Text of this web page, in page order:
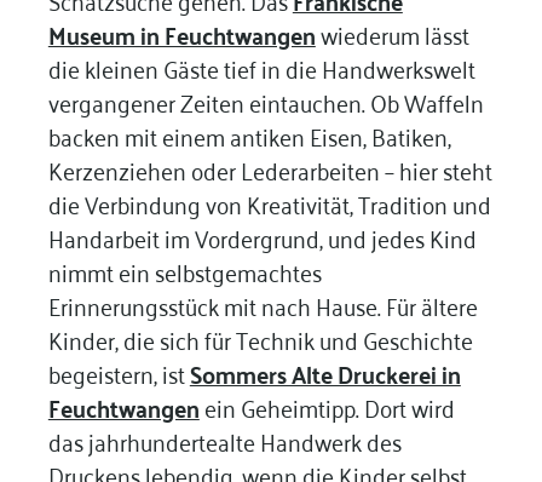
Museum in Feuchtwangenwiederum lässt
die kleinen Gäste tief in die Handwerkswelt
vergangener Zeiten eintauchen. Ob Waffeln
backen mit einem antiken Eisen, Batiken,
Kerzenziehen oder Lederarbeiten – hier steht
die Verbindung von Kreativität, Tradition und
Handarbeit im Vordergrund, und jedes Kind
nimmt ein selbstgemachtes
Erinnerungsstück mit nach Hause. Für ältere
Kinder, die sich für Technik und Geschichte
begeistern, istSommers Alte Druckerei in
Feuchtwangenein Geheimtipp. Dort wird
das jahrhundertealte Handwerk des